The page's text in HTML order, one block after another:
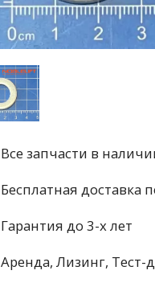
Все запчасти в
Бесплатная доставка
Гарантия до 3-х лет
Аренда, Лизинг, Тест-